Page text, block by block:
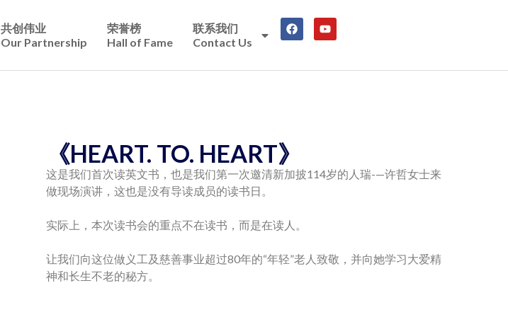
共创伟业
Our Partnership
荣誉榜
Hall of Fame
联系我们
Contact Us
《HEART. TO. HEART》
这是我们首次读英文书，也是我们第一次邀清新加披114岁的人瑞-—许哲女士来
做现场演讲，这也是没有导读成员的读书日。
实际上，本次读书会的重点不在读书，而是在读人。
让我们向这位做义工及慈善事业超过80年的“年轻”老人致敬，并向她学习大爱精
神和长生不老的秘方。